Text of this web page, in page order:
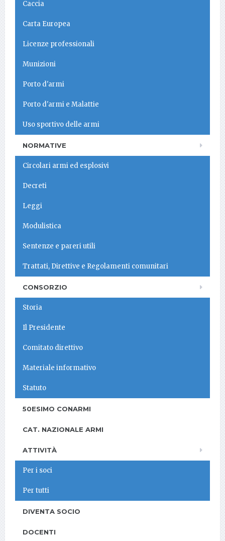
Caccia
Carta Europea
Licenze professionali
Munizioni
Porto d'armi
Porto d'armi e Malattie
Uso sportivo delle armi
NORMATIVE
Circolari armi ed esplosivi
Decreti
Leggi
Modulistica
Sentenze e pareri utili
Trattati, Direttive e Regolamenti comunitari
CONSORZIO
Storia
Il Presidente
Comitato direttivo
Materiale informativo
Statuto
50ESIMO CONARMI
CAT. NAZIONALE ARMI
ATTIVITÀ
Per i soci
Per tutti
DIVENTA SOCIO
DOCENTI